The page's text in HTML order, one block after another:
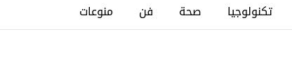
تكنولوجيا صحة فن منوعات